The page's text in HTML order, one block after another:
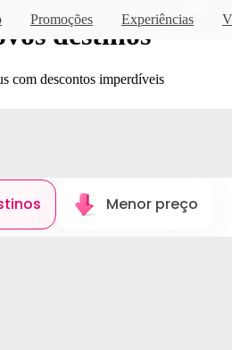
Promoções Experiências
destinos
com descontos imperdíveis
Menor preço